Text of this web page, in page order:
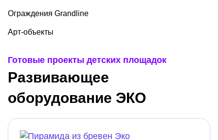
Ограждения Grandline
Арт-объекты
Готовые проекты детских площадок
Развивающее
оборудование ЭКО